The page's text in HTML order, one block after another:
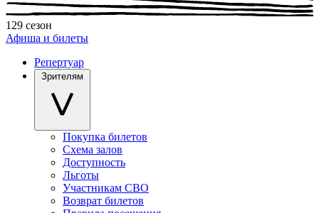
129 сезон
Афиша и билеты
Репертуар
Зрителям
Покупка билетов
Схема залов
Доступность
Льготы
Участникам СВО
Возврат билетов